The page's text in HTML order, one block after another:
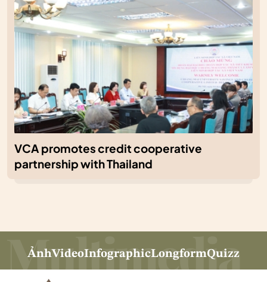
VCA promotes credit cooperative
partnership with Thailand
ẢnhVideoInfographicLongformQuizz